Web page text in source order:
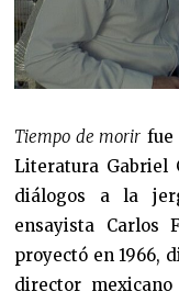
Tiempo de morir fue
Literatura Gabriel
diálogos a la
ensayista Carlos
proyectó en 1966,
director